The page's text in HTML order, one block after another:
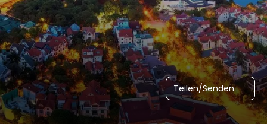
Teilen/Senden